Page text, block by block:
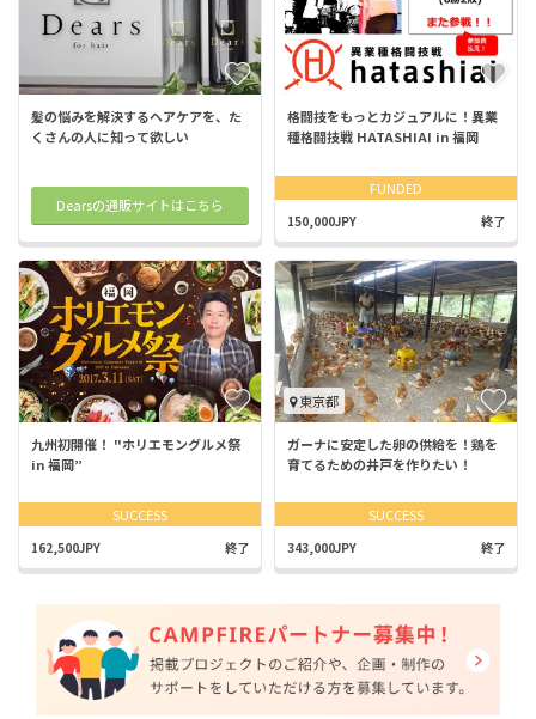
髪の悩みを解決するヘアケアを、た
くさんの人に知って欲しい
Dearsの通販サイトはこちら
格闘技をもっとカジュアルに！異業
種格闘技戦 HATASHIAI in 福岡
FUNDED
150,000JPY 終了
九州初開催！ "ホリエモングルメ祭
in 福岡”
SUCCESS
162,500JPY 終了
東京都
ガーナに安定した卵の供給を！鶏を
育てるための井戸を作りたい！
SUCCESS
343,000JPY 終了